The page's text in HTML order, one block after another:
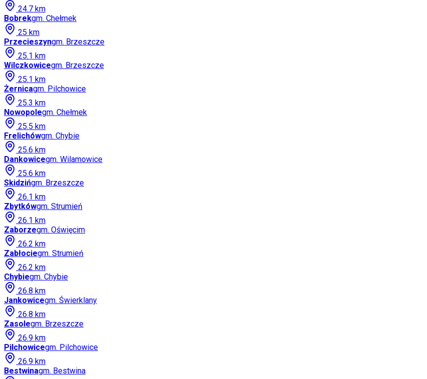
24.7 km
Bobrekgm. Chełmek
25 km
Przecieszyngm. Brzeszcze
25.1 km
Wilczkowicegm. Brzeszcze
25.1 km
Żernicagm. Pilchowice
25.3 km
Nowopolegm. Chełmek
25.5 km
Frelichówgm. Chybie
25.6 km
Dankowicegm. Wilamowice
25.6 km
Skidzińgm. Brzeszcze
26.1 km
Zbytkówgm. Strumień
26.1 km
Zaborzegm. Oświęcim
26.2 km
Zabłociegm. Strumień
26.2 km
Chybiegm. Chybie
26.8 km
Jankowicegm. Świerklany
26.8 km
Zasolegm. Brzeszcze
26.9 km
Pilchowicegm. Pilchowice
26.9 km
Bestwinagm. Bestwina